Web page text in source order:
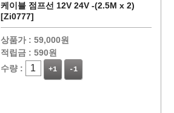
케이블 점프선 12V 24V -(2.5M x 2)
[Zi0777]
상품가 : 59,000원
적립금 : 590원
수량 :
+1 -1